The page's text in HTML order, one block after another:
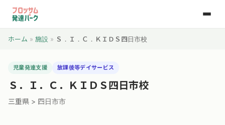
ホーム » 施設 » Ｓ．Ｉ．Ｃ．ＫＩＤＳ四日市校
児童発達支援 放課後等デイサービス
Ｓ．Ｉ．Ｃ．ＫＩＤＳ四日市校
三重県 > 四日市市